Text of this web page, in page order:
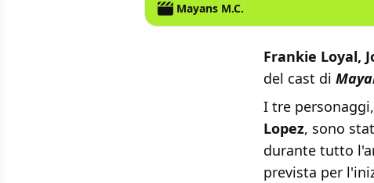
Mayans M.C.
Frankie Loyal,
del cast di
I tre
Lopez, sono
durante tutto
prevista per